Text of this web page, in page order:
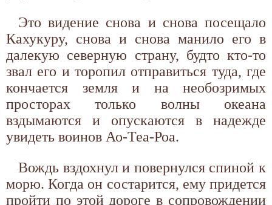
Это видение снова и снова посещало
Кахукуру, снова и снова манило его в
далекую северную страну, будто кто-то
звал его и торопил отправиться туда, где
кончается земля и на необозримых
просторах только волны океана
вздымаются и опускаются в надежде
увидеть воинов Ао-Теа-Роа.
Вождь вздохнул и повернулся спиной к
морю. Когда он состарится, ему придется
пройти по этой дороге в сопровождении